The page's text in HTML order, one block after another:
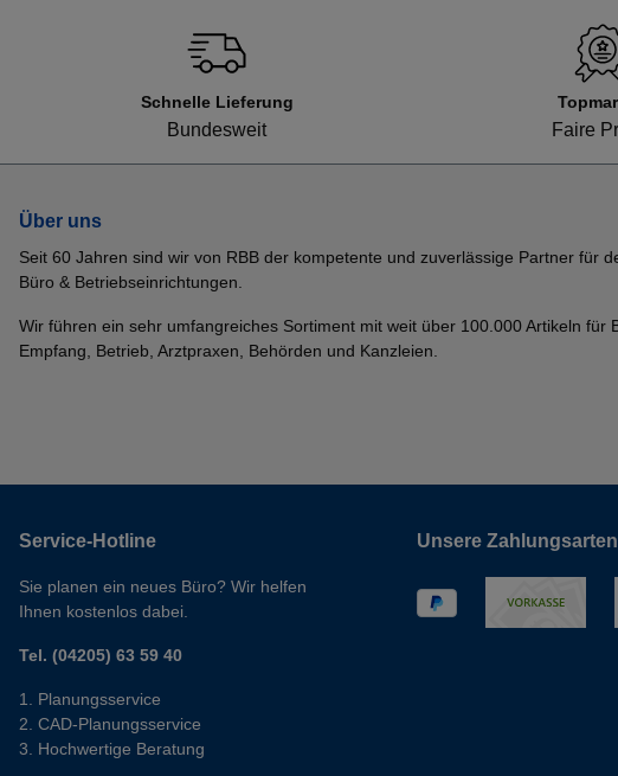
Schnelle Lieferung
Bundesweit Faire
Über uns
Seit 60 Jahren sind wir von RBB der kompetente und zuverlässige Partner für
Büro & Betriebseinrichtungen.
Wir führen ein sehr umfangreiches Sortiment mit weit über 100.000 Artikeln für
Empfang, Betrieb, Arztpraxen, Behörden und Kanzleien.
Service-Hotline
Sie planen ein neues Büro? Wir helfen
Ihnen kostenlos dabei.
Tel. (04205) 63 59 40
Planungsservice
CAD-Planungsservice
Hochwertige Beratung
Unsere Zahlungsarten